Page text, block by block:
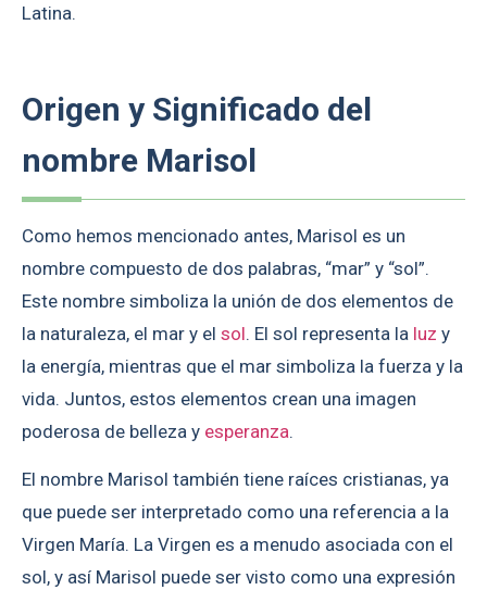
Latina.
Origen y Significado del
nombre Marisol
Como hemos mencionado antes, Marisol es un
nombre compuesto de dos palabras, “mar” y “sol”.
Este nombre simboliza la unión de dos elementos de
la naturaleza, el mar y el sol. El sol representa la luz y
la energía, mientras que el mar simboliza la fuerza y la
vida. Juntos, estos elementos crean una imagen
poderosa de belleza y esperanza.
El nombre Marisol también tiene raíces cristianas, ya
que puede ser interpretado como una referencia a la
Virgen María. La Virgen es a menudo asociada con el
sol, y así Marisol puede ser visto como una expresión